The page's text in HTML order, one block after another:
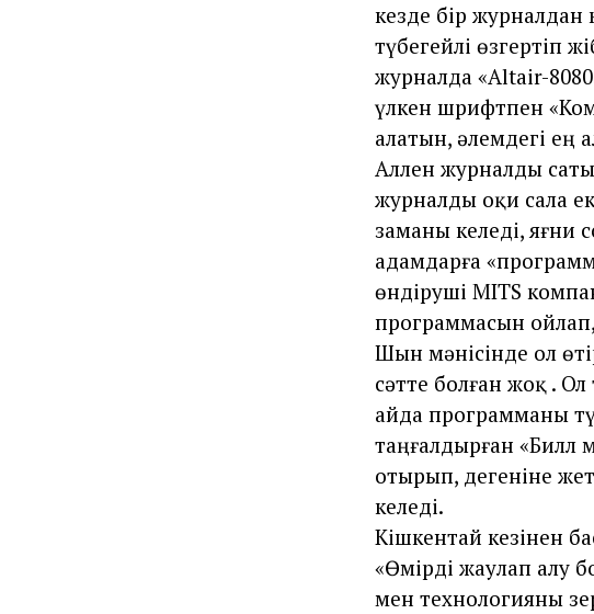
кезде бір журналдан
түбегейлі өзгертіп
журналда «Altair-
үлкен шрифтпен
алатын, әлемдегі ең
Аллен журналды
журналды оқи сала
заманы келеді, яғни
адамдарға
өндіруші MITS
программасын
Шын мәнісінде ол
сәтте болған жоқ .
айда программаны
таңғалдырған «Билл
отырып, дегеніне
келеді.
Кішкентай кезінен
«Өмірді жаулап алу
мен технологияны